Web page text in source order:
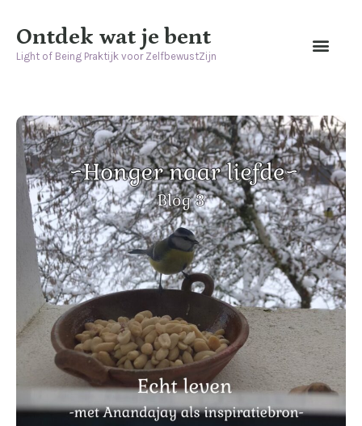
Ontdek wat je bent
Light of Being Praktijk voor ZelfbewustZijn